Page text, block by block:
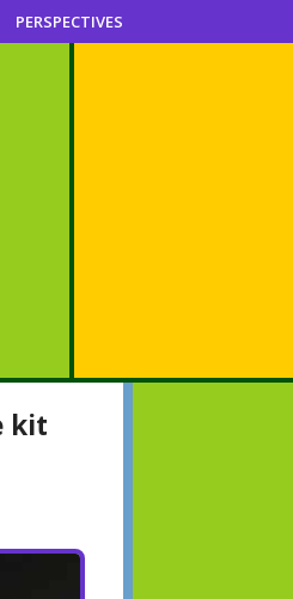
PERSPECTIVES
kit